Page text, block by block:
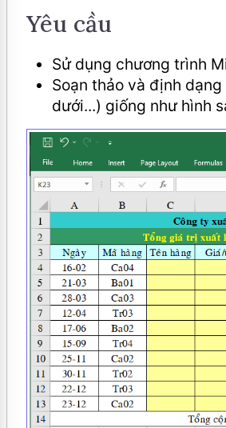
Yêu cầu
Sử dụng chương trình
Soạn thảo và định
dưới...) giống như hình